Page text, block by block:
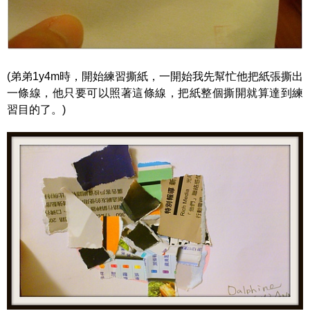
(弟弟1y4m時，開始練習撕紙，一開始我先幫忙他把紙張撕出
一條線，他只要可以照著這條線，把紙整個撕開就算達到練
習目的了。)